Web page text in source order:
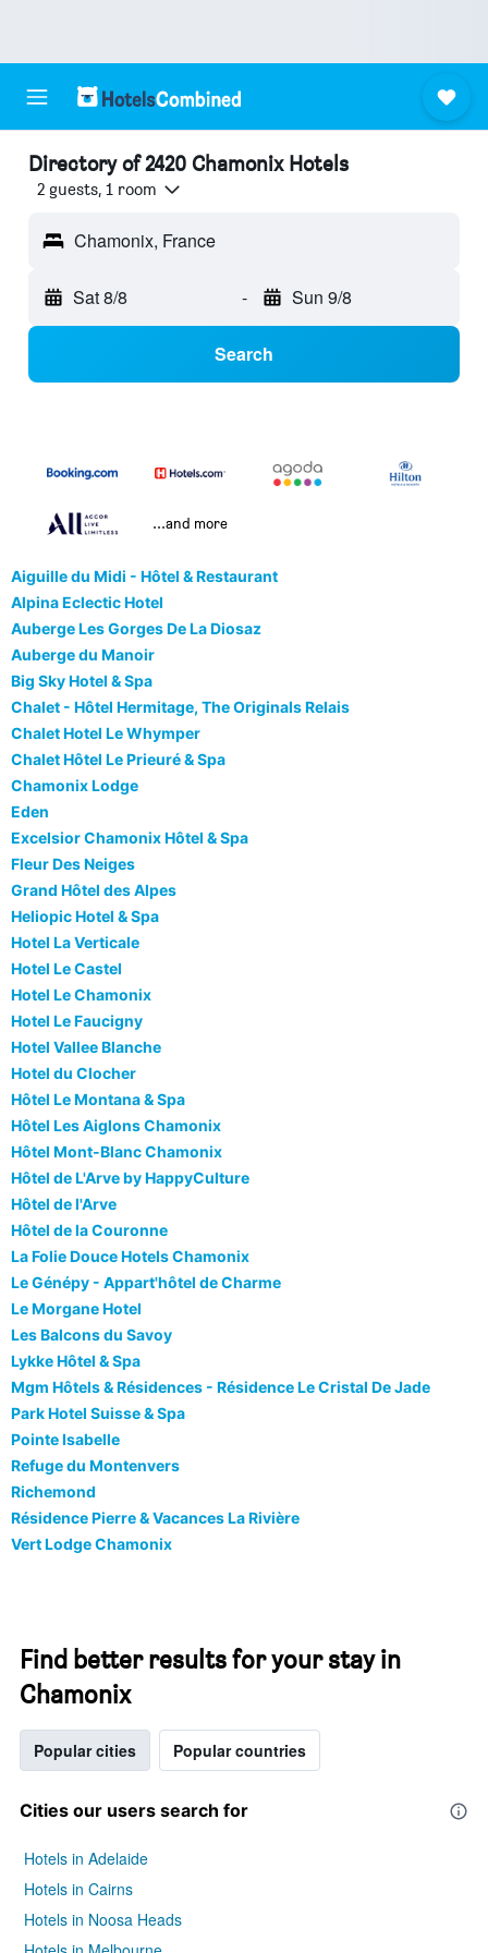
Directory of 2420 Chamonix Hotels
2 guests, 1 room
Chamonix, France
Sat 8/8 - Sun 9/8
Search
...and more
Aiguille du Midi - Hôtel & Restaurant
Alpina Eclectic Hotel
Auberge Les Gorges De La Diosaz
Auberge du Manoir
Big Sky Hotel & Spa
Chalet - Hôtel Hermitage, The Originals Relais
Chalet Hotel Le Whymper
Chalet Hôtel Le Prieuré & Spa
Chamonix Lodge
Eden
Excelsior Chamonix Hôtel & Spa
Fleur Des Neiges
Grand Hôtel des Alpes
Heliopic Hotel & Spa
Hotel La Verticale
Hotel Le Castel
Hotel Le Chamonix
Hotel Le Faucigny
Hotel Vallee Blanche
Hotel du Clocher
Hôtel Le Montana & Spa
Hôtel Les Aiglons Chamonix
Hôtel Mont-Blanc Chamonix
Hôtel de L'Arve by HappyCulture
Hôtel de l'Arve
Hôtel de la Couronne
La Folie Douce Hotels Chamonix
Le Génépy - Appart'hôtel de Charme
Le Morgane Hotel
Les Balcons du Savoy
Lykke Hôtel & Spa
Mgm Hôtels & Résidences - Résidence Le Cristal De Jade
Park Hotel Suisse & Spa
Pointe Isabelle
Refuge du Montenvers
Richemond
Résidence Pierre & Vacances La Rivière
Vert Lodge Chamonix
Find better results for your stay in
Chamonix
Popular cities Popular countries
Cities our users search for
Hotels in Adelaide
Hotels in Cairns
Hotels in Noosa Heads